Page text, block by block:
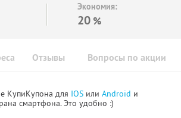
Экономия:
20 %
Отзывы Вопросы по акции
КупиКупона для IOS или Android и
смартфона. Это удобно :)